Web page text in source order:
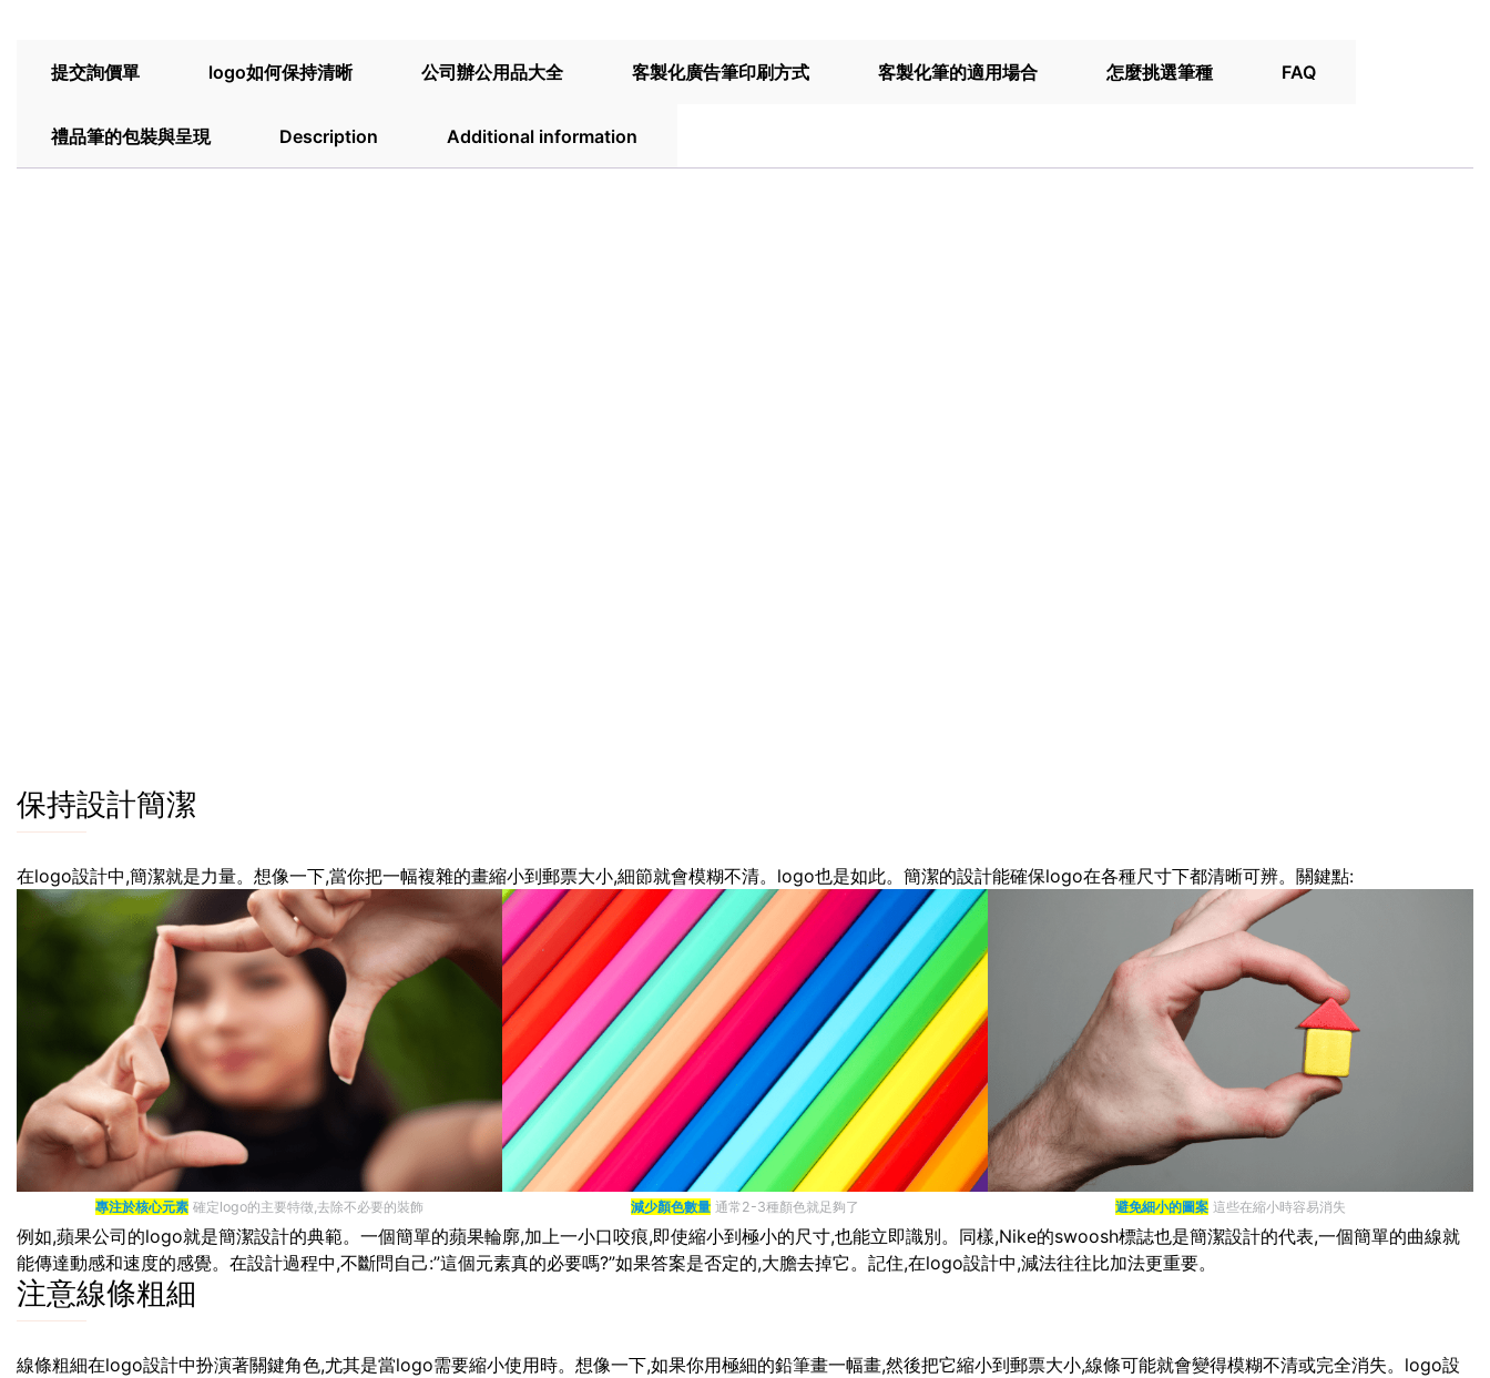
提交詢價單 logo如何保持清晰 公司辦公用品大全 客製化廣告筆印刷方式 客製化筆的適用場合 怎麼挑選筆種 FAQ
禮品筆的包裝與呈現 Description Additional information
保持設計簡潔
在logo設計中,簡潔就是力量。想像一下,當你把一幅複雜的畫縮小到郵票大小,細節就會模糊不清。logo也是如此。簡潔的設計能確保logo在各種尺寸下都清晰可辨。關鍵點:
專注於核心元素 確定logo的主要特徵,去除不必要的裝飾 減少顏色數量 通常2-3種顏色就足夠了 避免細小的圖案 這些在縮小時容易消失
例如,蘋果公司的logo就是簡潔設計的典範。一個簡單的蘋果輪廓,加上一小口咬痕,即使縮小到極小的尺寸,也能立即識別。同樣,Nike的swoosh標誌也是簡潔設計的代表,一個簡單的曲線就
能傳達動感和速度的感覺。在設計過程中,不斷問自己:”這個元素真的必要嗎?”如果答案是否定的,大膽去掉它。記住,在logo設計中,減法往往比加法更重要。
注意線條粗細
線條粗細在logo設計中扮演著關鍵角色,尤其是當logo需要縮小使用時。想像一下,如果你用極細的鉛筆畫一幅畫,然後把它縮小到郵票大小,線條可能就會變得模糊不清或完全消失。logo設